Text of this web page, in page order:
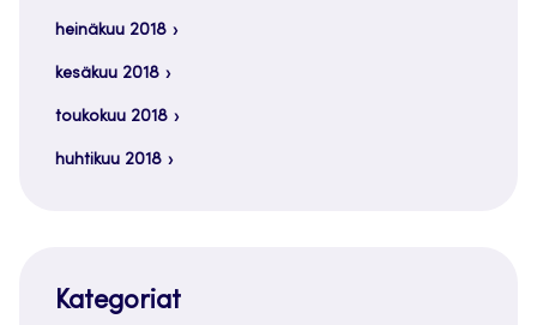
heinäkuu 2018
kesäkuu 2018
toukokuu 2018
huhtikuu 2018
Kategoriat